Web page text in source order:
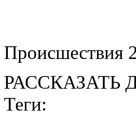
Происшествия
РАССКАЗАТЬ
Теги: